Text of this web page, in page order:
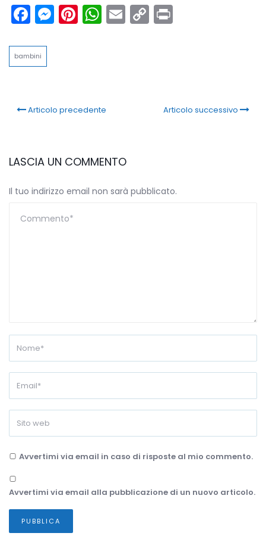
Facebook
Messenger
Pinterest
WhatsApp
Email
Copy
bambini
Articolo precedente Articolo successivo
LASCIA UN COMMENTO
Il tuo indirizzo email non sarà pubblicato.
Avvertimi via email in caso di risposte al mio commento.
Avvertimi via email alla pubblicazione di un nuovo articolo.